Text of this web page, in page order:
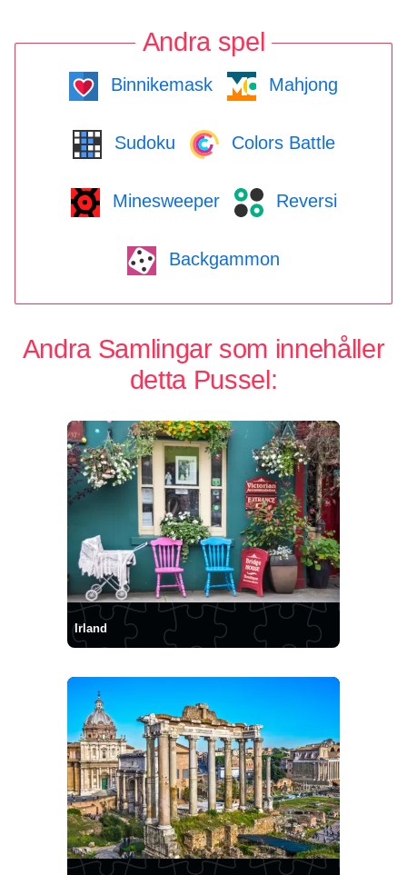
Andra spel
Binnikemask Mahjong
Sudoku Colors Battle
Minesweeper Reversi
Backgammon
Andra Samlingar som innehåller
detta Pussel:
Irland